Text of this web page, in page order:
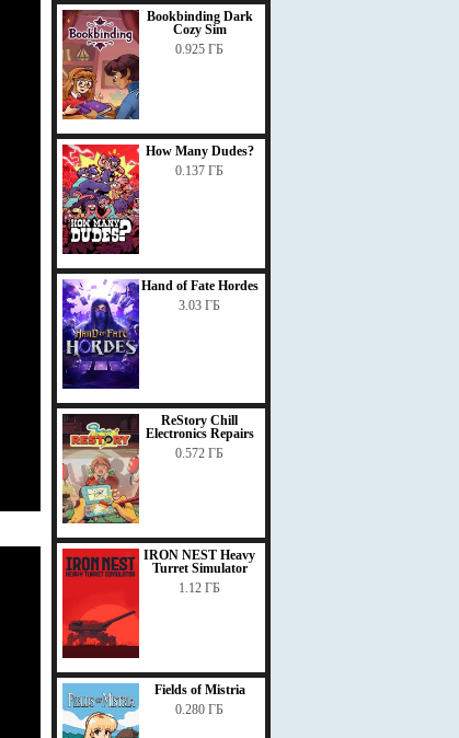
Bookbinding Dark
Cozy Sim
0.925 ГБ
How Many Dudes?
0.137 ГБ
Hand of Fate Hordes
3.03 ГБ
ReStory Chill
Electronics Repairs
0.572 ГБ
IRON NEST Heavy
Turret Simulator
1.12 ГБ
Fields of Mistria
0.280 ГБ